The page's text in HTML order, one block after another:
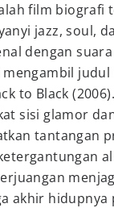
film biografi
jazz, soul,
dengan
mengambil
to Black (2006).
sisi glamor
tantangan
akhir hidupnya